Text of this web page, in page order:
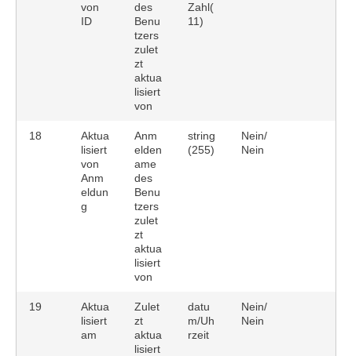
von
ID
des
Benu
tzers
zulet
zt
aktua
lisiert
von
Zahl(
11)
18
Aktua
lisiert
von
Anm
eldun
g
Anm
elden
ame
des
Benu
tzers
zulet
zt
aktua
lisiert
von
string
(255)
Nein/
Nein
19
Aktua
lisiert
am
Zulet
zt
aktua
lisiert
datu
m/Uh
rzeit
Nein/
Nein